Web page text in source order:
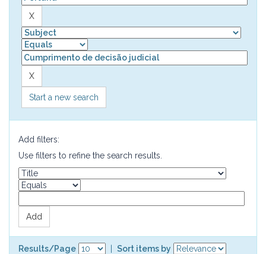
Start a new search
Add filters:
Use filters to refine the search results.
Results/Page
Sort items by